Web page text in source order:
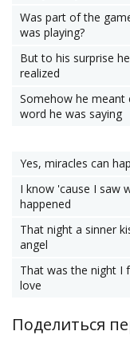
Was part of the
was playing?
But to his surprise he
realized
Somehow he meant
word he was saying
Yes, miracles can
I know 'cause I saw
happened
That night a sinner
angel
That was the night I
love
Поделиться